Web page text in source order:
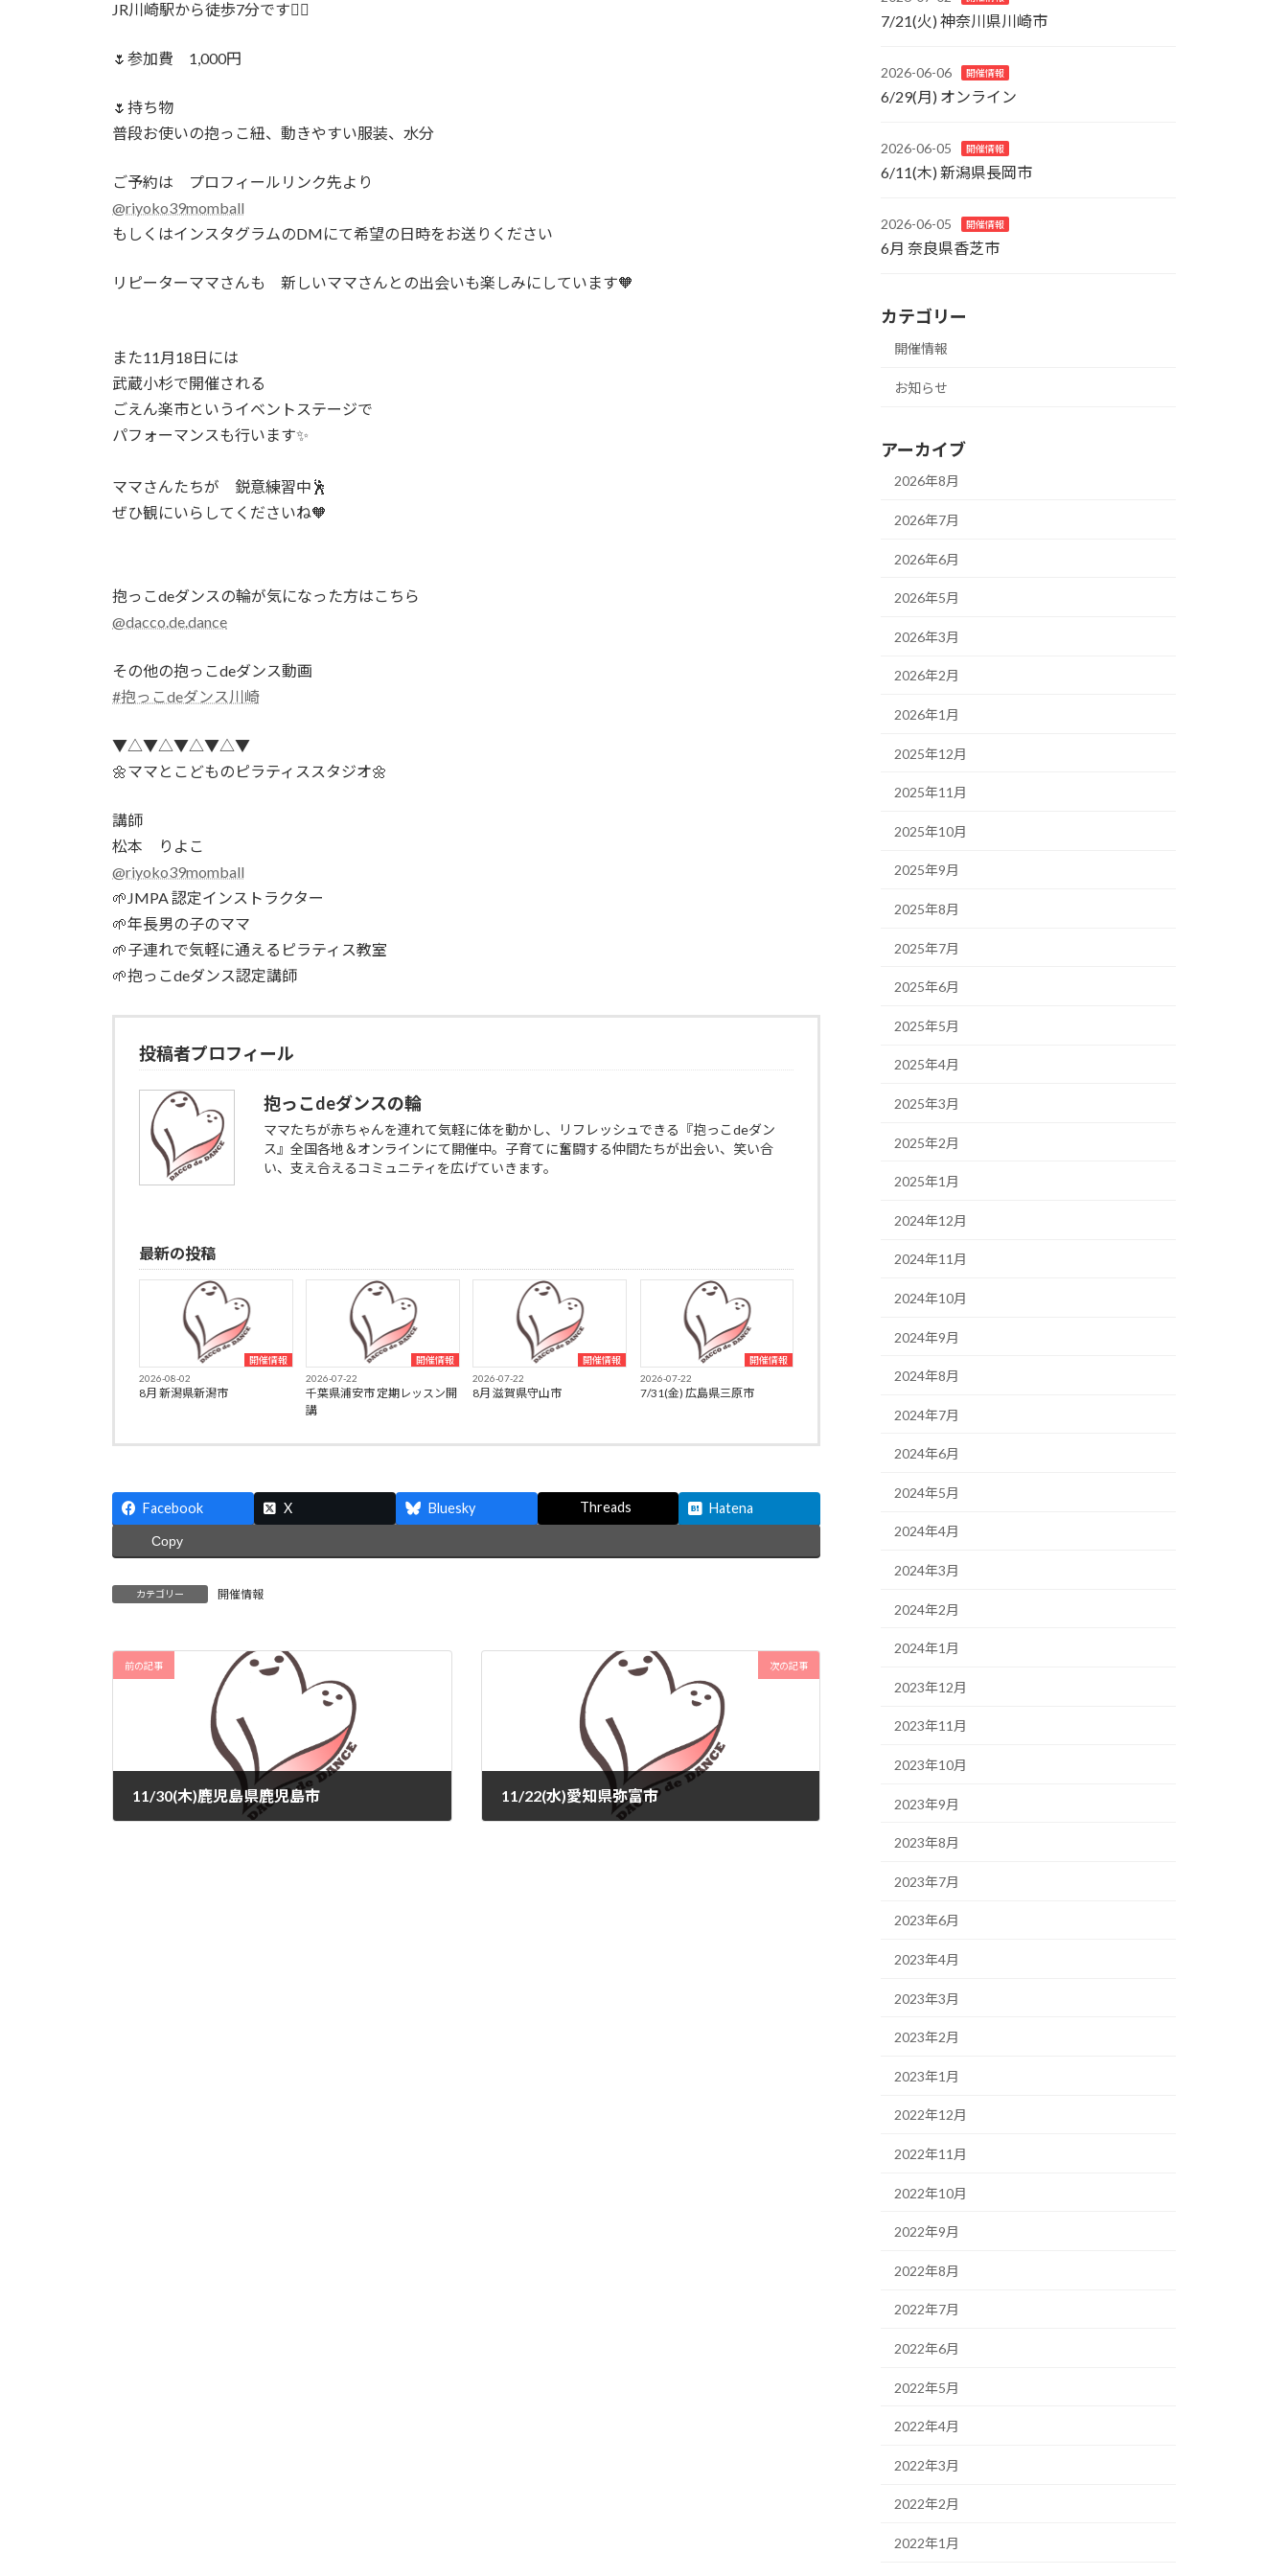
JR川崎駅から徒歩7分です🚶‍♀️
🌷参加費 1,000円
🌷持ち物
普段お使いの抱っこ紐、動きやすい服装、水分
ご予約は プロフィールリンク先より
@riyoko39momball
もしくはインスタグラムのDMにて希望の日時をお送りください
リピーターママさんも 新しいママさんとの出会いも楽しみにしています🧡
また11月18日には
武蔵小杉で開催される
ごえん楽市というイベントステージで
パフォーマンスも行います✨
ママさんたちが 鋭意練習中🕺
ぜひ観にいらしてくださいね🧡
抱っこdeダンスの輪が気になった方はこちら
@dacco.de.dance
その他の抱っこdeダンス動画
#抱っこdeダンス川崎
▼△▼△▼△▼△▼
🌼ママとこどものピラティススタジオ🌼
講師
松本 りよこ
@riyoko39momball
🌱JMPA 認定インストラクター
🌱年長男の子のママ
🌱子連れで気軽に通えるピラティス教室
🌱抱っこdeダンス認定講師
投稿者プロフィール
抱っこdeダンスの輪
ママたちが赤ちゃんを連れて気軽に体を動かし、リフレッシュできる『抱っこdeダン
ス』全国各地＆オンラインにて開催中。子育てに奮闘する仲間たちが出会い、笑い合
い、支え合えるコミュニティを広げていきます。
最新の投稿
開催情報
2026-08-02
8月 新潟県新潟市
開催情報
2026-07-22
千葉県浦安市 定期レッスン開
講
開催情報
2026-07-22
8月 滋賀県守山市
開催情報
2026-07-22
7/31(金) 広島県三原市
Facebook X Bluesky Threads Hatena
Copy
カテゴリー 開催情報
前の記事
11/30(木)鹿児島県鹿児島市
次の記事
11/22(水)愛知県弥富市
7/21(火) 神奈川県川崎市
2026-06-06 開催情報
6/29(月) オンライン
2026-06-05 開催情報
6/11(木) 新潟県長岡市
2026-06-05 開催情報
6月 奈良県香芝市
カテゴリー
開催情報
お知らせ
アーカイブ
2026年8月
2026年7月
2026年6月
2026年5月
2026年3月
2026年2月
2026年1月
2025年12月
2025年11月
2025年10月
2025年9月
2025年8月
2025年7月
2025年6月
2025年5月
2025年4月
2025年3月
2025年2月
2025年1月
2024年12月
2024年11月
2024年10月
2024年9月
2024年8月
2024年7月
2024年6月
2024年5月
2024年4月
2024年3月
2024年2月
2024年1月
2023年12月
2023年11月
2023年10月
2023年9月
2023年8月
2023年7月
2023年6月
2023年4月
2023年3月
2023年2月
2023年1月
2022年12月
2022年11月
2022年10月
2022年9月
2022年8月
2022年7月
2022年6月
2022年5月
2022年4月
2022年3月
2022年2月
2022年1月